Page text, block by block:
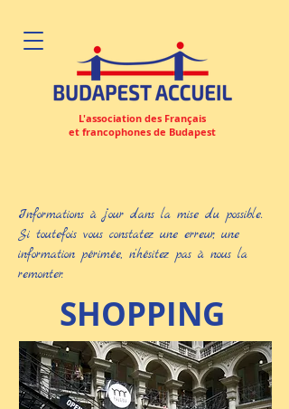
L'association des Français
et francophones de Budapest
Informations à jour dans la mise du possible.
Si toutefois vous constatez une erreur, une
information périmée, n'hésitez pas à nous la
remonter.
SHOPPING